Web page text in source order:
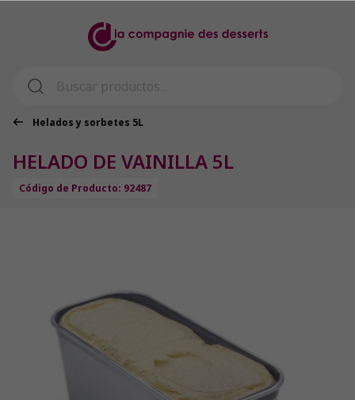
Helados y sorbetes 5L
HELADO DE VAINILLA 5L
Código de Producto: 92487